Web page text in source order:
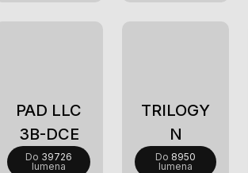
PAD LLC
3B-DCE
Do 39726
lumena
TRILOGY
N
Do 8950
lumena